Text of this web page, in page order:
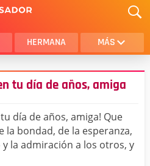
HERMANA MÁS
AMOR
HIJA
HIJO
tu día de años, amiga
día de años, amiga! Que
la bondad, de la esperanza,
la admiración a los otros, y